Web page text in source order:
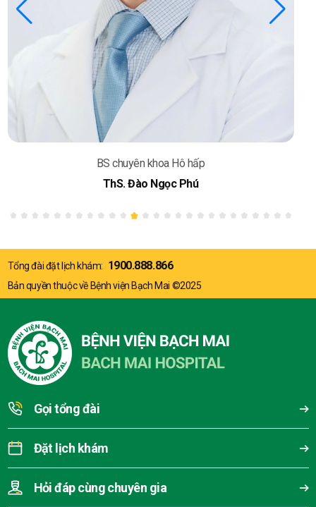
BS chuyên khoa Hô hấp
ThS. Đào Ngọc Phú
Tổng đài đặt lịch khám: 1900.888.866
Bản quyền thuộc về Bệnh viện Bạch Mai ©2025
Gọi tổng đài
Đặt lịch khám
Hỏi đáp cùng chuyên gia